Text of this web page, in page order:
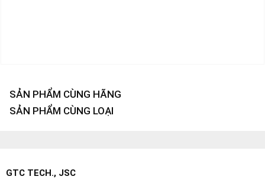
SẢN PHẨM CÙNG HÃNG
SẢN PHẨM CÙNG LOẠI
GTC TECH., JSC